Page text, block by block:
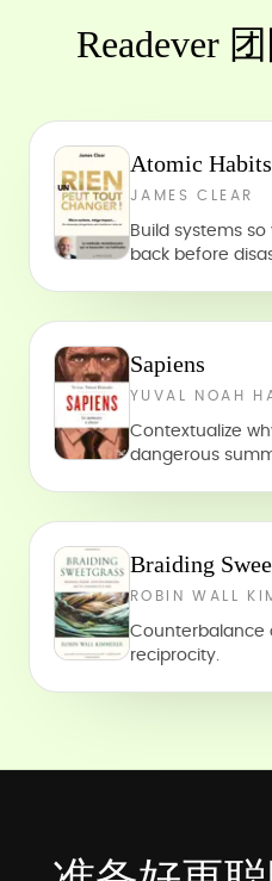
Readever
Atomic Habits
JAMES CLEAR
Build systems
back before
Sapiens
YUVAL NOAH
Contextualize
dangerous
Braiding
ROBIN WALL
Counterbalance
reciprocity.